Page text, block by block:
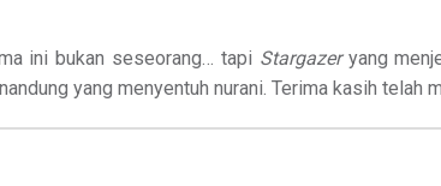
ini bukan seseorang… tapi Stargazeryang
yang menyentuh nurani. Terima kasih telah